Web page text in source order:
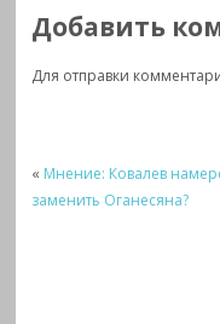
Добавить
Для отправки
« Мнение: Ковалев
заменить Оганесяна?